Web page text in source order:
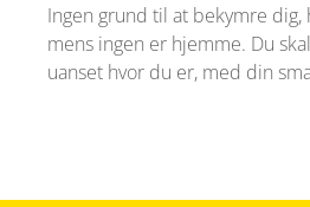
Ingen grund til at bekymre
mens ingen er hjemme. Du
uanset hvor du er, med din